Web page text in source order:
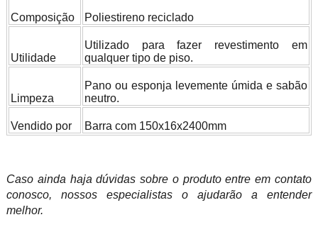
Composição Poliestireno reciclado
Utilidade
Utilizado para fazer revestimento em
qualquer tipo de piso.
Limpeza
Pano ou esponja levemente úmida e sabão
neutro.
Vendido por Barra com 150x16x2400mm
Caso ainda haja dúvidas sobre o produto entre em contato
conosco, nossos especialistas o ajudarão a entender
melhor.